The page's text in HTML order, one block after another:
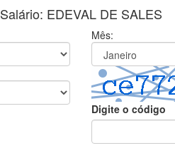
Salário: EDEVAL DE SALES
Mês:
Digite o código